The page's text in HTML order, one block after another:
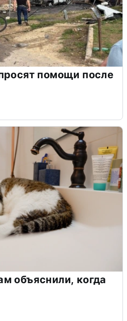
помощи после
объяснили, когда